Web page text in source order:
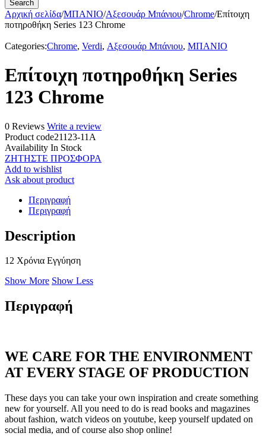
Αρχική σελίδα/ΜΠΑΝΙΟ/Αξεσουάρ Μπάνιου/Chrome/Επίτοιχη
ποτηροθήκη Series 123 Chrome
Categories:Chrome, Verdi, Αξεσουάρ Μπάνιου, ΜΠΑΝΙΟ
Επίτοιχη ποτηροθήκη Series
123 Chrome
0 Reviews Write a review
Product code21123-11A
Availability In Stock
ΖΗΤΗΣΤΕ ΠΡΟΣΦΟΡΑ
Add to wishlist
Ask about product
Περιγραφή
Περιγραφή
Description
12 Χρόνια Εγγύηση
Show More Show Less
Περιγραφή
WE CARE FOR THE ENVIRONMENT
AT EVERY STAGE OF PRODUCTION
These days you can take your own inspiration and create something
new for yourself. All you need to do is read books and magazines
about fashion, watch videos on youtube, keep yourself updated on
social media, and of course also shop online!